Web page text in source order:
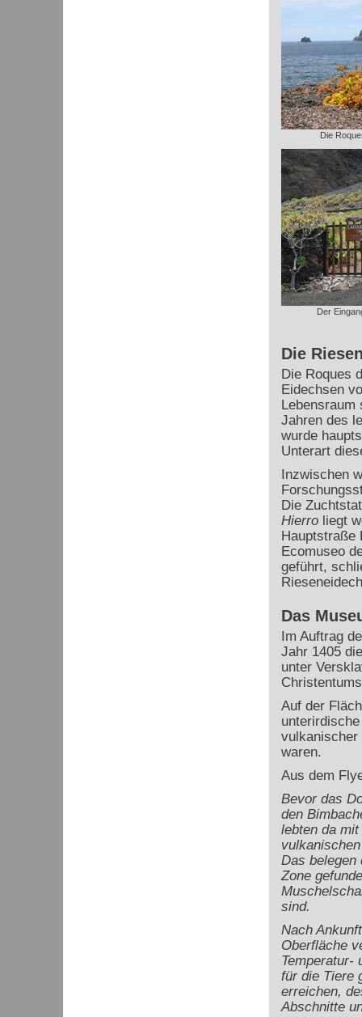
Die
Der
Die
Die Roques
Eidechsen
Lebensraum
Jahren des
wurde
Unterart
Inzwischen
Die
Hierroliegt
Hauptstraße
Ecomuseo
geführt,
Das
Im Auftrag
Jahr 1405
unter
Auf der
vulkanischer
waren.
Aus dem
Bevor das
den
lebten da
Das belegen
Zone
sind.
Nach
Oberfläche
Temperatur-
für die Tiere
erreichen,
Abschnitte